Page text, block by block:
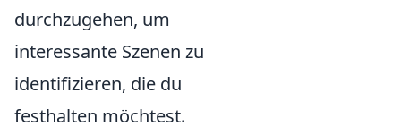
durchzugehen, um
interessante Szenen zu
identifizieren, die du
festhalten möchtest.